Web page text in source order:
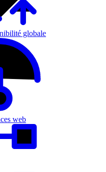
globale
web